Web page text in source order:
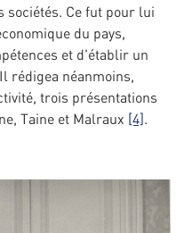
Ce fut pour lui
du pays,
et d'établir un
rédigea néanmoins,
trois présentations
Taine et Malraux [4].